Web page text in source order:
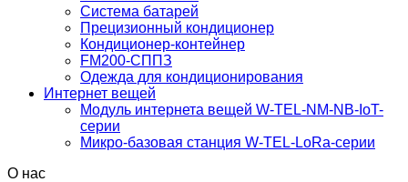
Система батарей
Прецизионный кондиционер
Кондиционер-контейнер
FM200-СППЗ
Одежда для кондиционирования
Интернет вещей
Модуль интернета вещей W-TEL-NM-NB-IoT-
серии
Микро-базовая станция W-TEL-LoRa-серии
О нас